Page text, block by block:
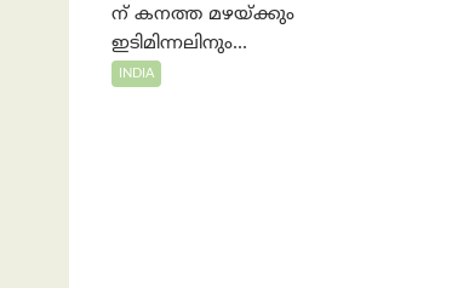
ന് കനത്ത മഴയ്ക്കും
ഇടിമിന്നലിനും...
INDIA